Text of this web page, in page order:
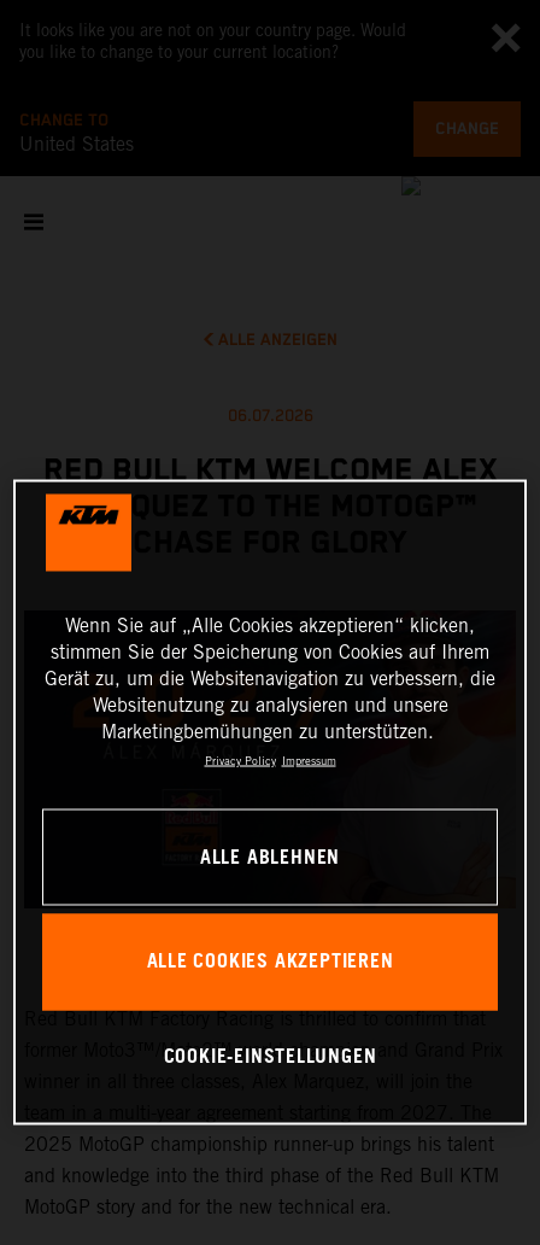
It looks like you are not on your country page. Would
you like to change to your current location?
CHANGE TO
United States
CHANGE
ALLE ANZEIGEN
06.07.2026
RED BULL KTM WELCOME ALEX
MARQUEZ TO THE MOTOGP™
Red Bull KTM Factory Racing is thrilled to confirm that
former Moto3™/Moto2™ world champion and Grand Prix
2025 MotoGP championship runner-up brings his talent
and knowledge into the third phase of the Red Bull KTM
MotoGP story and for the new technical era.
Wenn Sie auf „Alle Cookies akzeptieren“ klicken,
stimmen Sie der Speicherung von Cookies auf Ihrem
Gerät zu, um die Websitenavigation zu verbessern, die
Websitenutzung zu analysieren und unsere
Marketingbemühungen zu unterstützen.
Privacy Policy Impressum
ALLE ABLEHNEN
ALLE COOKIES AKZEPTIEREN
COOKIE-EINSTELLUNGEN